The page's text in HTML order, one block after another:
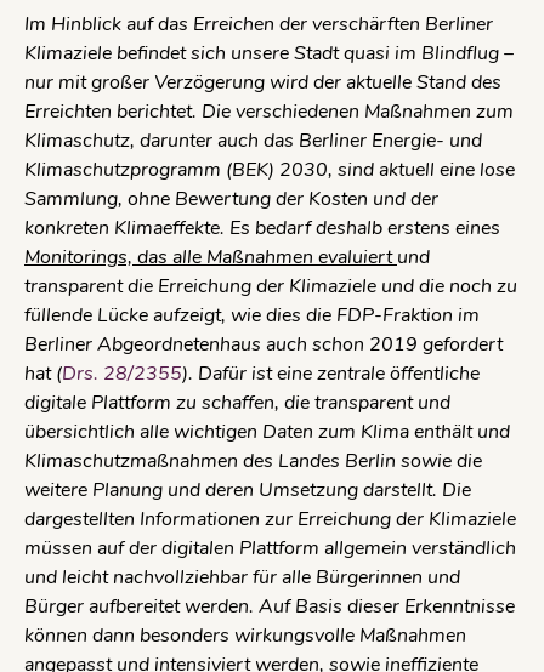
Im Hinblick auf das Erreichen der verschärften Berliner
Klimaziele befindet sich unsere Stadt quasi im Blindflug –
nur mit großer Verzögerung wird der aktuelle Stand des
Erreichten berichtet. Die verschiedenen Maßnahmen zum
Klimaschutz, darunter auch das Berliner Energie- und
Klimaschutzprogramm (BEK) 2030, sind aktuell eine lose
Sammlung, ohne Bewertung der Kosten und der
konkreten Klimaeffekte. Es bedarf deshalb erstens eines
Monitorings, das alle Maßnahmen evaluiertund
transparent die Erreichung der Klimaziele und die noch zu
füllende Lücke aufzeigt, wie dies die FDP-Fraktion im
Berliner Abgeordnetenhaus auch schon 2019 gefordert
hat (Drs. 28/2355). Dafür ist eine zentrale öffentliche
digitale Plattform zu schaffen, die transparent und
übersichtlich alle wichtigen Daten zum Klima enthält und
Klimaschutzmaßnahmen des Landes Berlin sowie die
weitere Planung und deren Umsetzung darstellt. Die
dargestellten Informationen zur Erreichung der Klimaziele
müssen auf der digitalen Plattform allgemein verständlich
und leicht nachvollziehbar für alle Bürgerinnen und
Bürger aufbereitet werden. Auf Basis dieser Erkenntnisse
können dann besonders wirkungsvolle Maßnahmen
angepasst und intensiviert werden, sowie ineffiziente